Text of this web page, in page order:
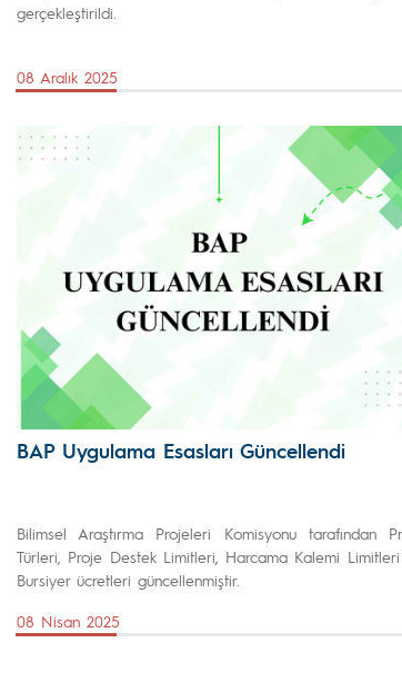
gerçekleştirildi.
08 Aralık 2025
BAP Uygulama Esasları Güncellendi
Bilimsel Araştırma Projeleri Komisyonu tarafından
Türleri, Proje Destek Limitleri, Harcama Kalemi
Bursiyer ücretleri güncellenmiştir.
08 Nisan 2025